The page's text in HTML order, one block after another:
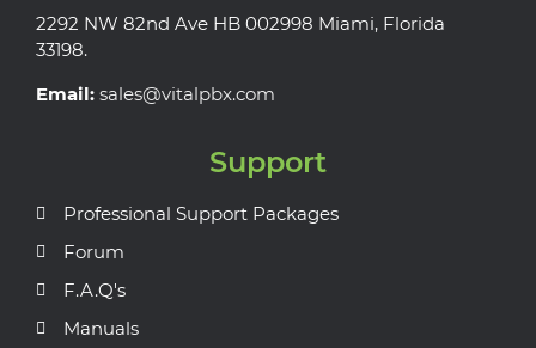
2292 NW 82nd Ave HB 002998 Miami, Florida
33198.
Email: sales@vitalpbx.com
Support
Professional Support Packages
Forum
F.A.Q's
Manuals